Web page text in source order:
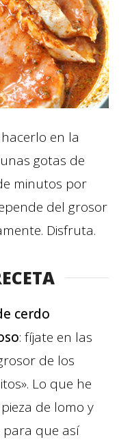
en la
gotas de
minutos por
del grosor
Disfruta.
cerdo
: fíjate en las
de los
Lo que he
de lomo y
que así